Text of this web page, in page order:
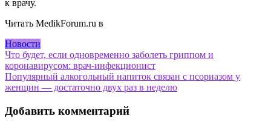
к врачу.
Читать MedikForum.ru в
Новости
Навигация
по
записям
Что будет, если одновременно заболеть гриппом и
коронавирусом: врач-инфекционист
Популярный алкогольный напиток связан с псориазом у
женщин — достаточно двух раз в неделю
Добавить комментарий